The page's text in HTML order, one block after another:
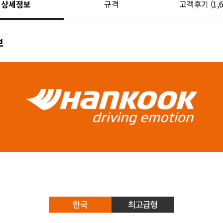
상세정보 규격 고객후기